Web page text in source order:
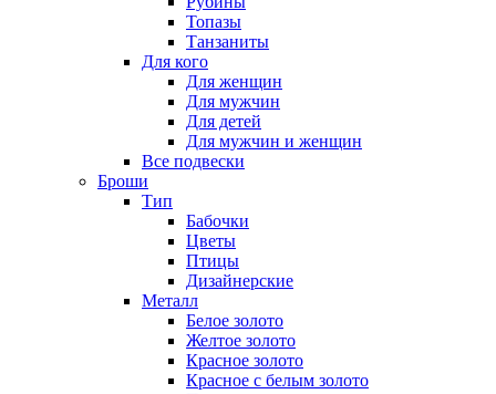
Топазы
Танзаниты
Для кого
Для женщин
Для мужчин
Для детей
Для мужчин и женщин
Все подвески
Броши
Тип
Бабочки
Цветы
Птицы
Дизайнерские
Металл
Белое золото
Желтое золото
Красное золото
Красное с белым золото